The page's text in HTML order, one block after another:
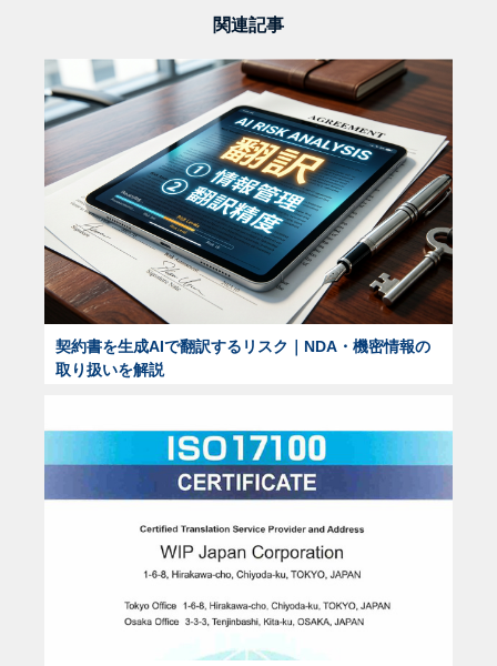
関連記事
契約書を生成AIで翻訳するリスク｜NDA・機密情報の
取り扱いを解説